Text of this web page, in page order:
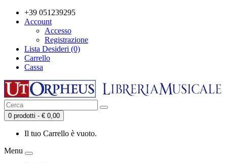
+39 051239295
Account
Accesso
Registrazione
Lista Desideri (0)
Carrello
Cassa
0 prodotti - € 0,00
Il tuo Carrello è vuoto.
Menu